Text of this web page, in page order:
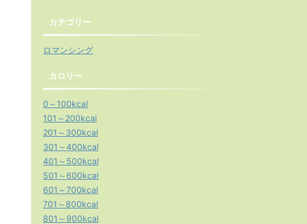
カテゴリー
ロマンシング
カロリー
0～100kcal
101～200kcal
201～300kcal
301～400kcal
401～500kcal
501～600kcal
601～700kcal
701～800kcal
801～900kcal